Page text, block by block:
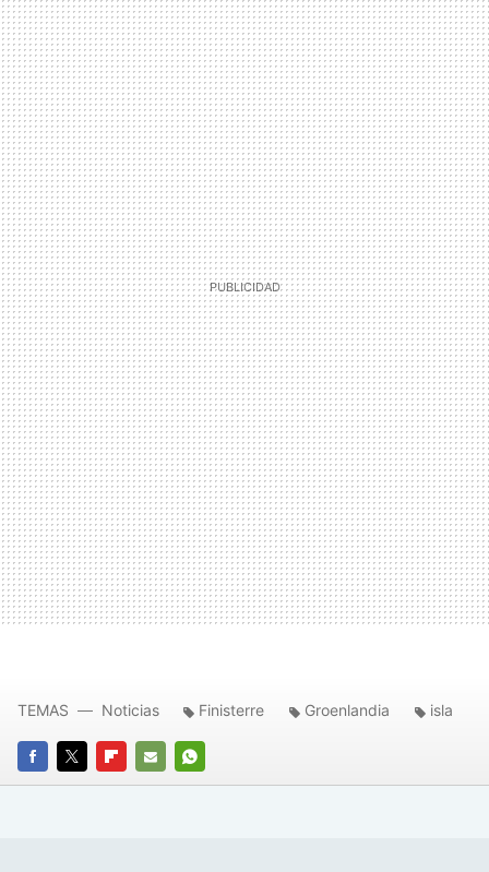
FACEBOOK
TWITTERFLIPBOARD
E-
WHATSAPP
TEMAS Noticias Finisterre Groenlandia isla